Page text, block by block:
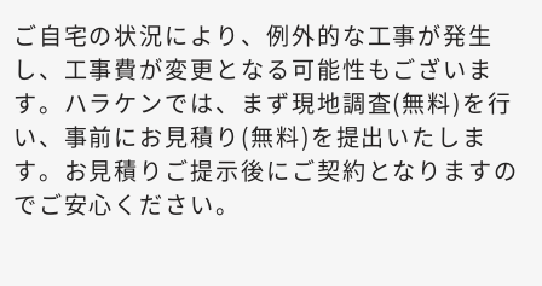
ご自宅の状況により、例外的な工事が発生
し、工事費が変更となる可能性もございま
す。 ハラケンでは、まず現地調査(無料)を行
い、事前にお見積り(無料)を提出いたしま
す。 お見積りご提示後にご契約となりますの
でご安心ください。